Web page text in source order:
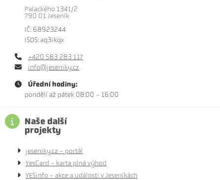
Palackého 1341/2
790 01 Jeseník
IČ: 68923244
ISDS: aq3ikqx
+420 583 283 117
info@jeseniky.cz
Úřední hodiny:
pondělí až pátek 08:00 - 16:00
Naše další
projekty
jeseniky.cz - portál
YesCard - karta plná výhod
YESinfo - akce a události v Jeseníkách